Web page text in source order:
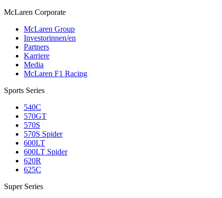
McLaren Corporate
McLaren Group
Investorinnen/en
Partners
Karriere
Media
McLaren F1 Racing
Sports Series
540C
570GT
570S
570S Spider
600LT
600LT Spider
620R
625C
Super Series